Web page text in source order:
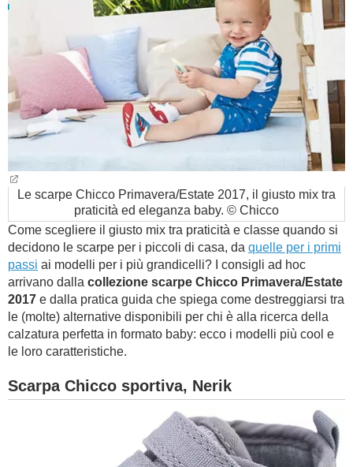
GUIDE
FORUM
Le scarpe Chicco Primavera/Estate 2017, il giusto mix tra
praticità ed eleganza baby. © Chicco
Come scegliere il giusto mix tra praticità e classe quando si
decidono le scarpe per i piccoli di casa, da quelle per i primi
passi ai modelli per i più grandicelli? I consigli ad hoc
arrivano dalla collezione scarpe Chicco Primavera/Estate
2017 e dalla pratica guida che spiega come destreggiarsi tra
le (molte) alternative disponibili per chi è alla ricerca della
calzatura perfetta in formato baby: ecco i modelli più cool e
le loro caratteristiche.
Scarpa Chicco sportiva, Nerik